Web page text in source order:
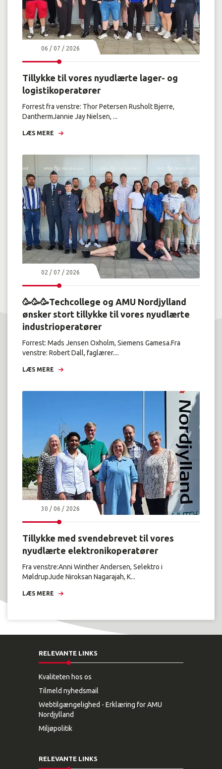
06 / 07 / 2026
Tillykke til vores nyudlærte lager- og
logistikoperatører
Forrest fra venstre: Thor Petersen Rusholt Bjerre,
DanthermJannie Jay Nielsen, ...
LÆS MERE
02 / 07 / 2026
🥳🥳🥳Techcollege og AMU Nordjylland
ønsker stort tillykke til vores nyudlærte
industrioperatører
Forrest: Mads Jensen Oxholm, Siemens Gamesa.Fra
venstre: Robert Dall, faglærer....
LÆS MERE
30 / 06 / 2026
Tillykke med svendebrevet til vores
nyudlærte elektronikoperatører
Fra venstre:Anni Winther Andersen, Selektro i
MøldrupJude Niroksan Nagarajah, K...
LÆS MERE
RELEVANTE LINKS
Kvaliteten hos os
Tilmeld nyhedsmail
Webtilgængelighed - Erklæring for AMU
Nordjylland
Miljøpolitik
RELEVANTE LINKS